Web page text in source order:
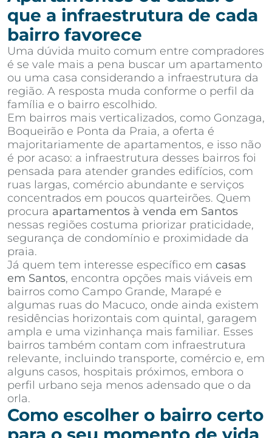
que a infraestrutura de cada
bairro favorece
Uma dúvida muito comum entre compradores
é se vale mais a pena buscar um apartamento
ou uma casa considerando a infraestrutura da
região. A resposta muda conforme o perfil da
família e o bairro escolhido.
Em bairros mais verticalizados, como Gonzaga,
Boqueirão e Ponta da Praia, a oferta é
majoritariamente de apartamentos, e isso não
é por acaso: a infraestrutura desses bairros foi
pensada para atender grandes edifícios, com
ruas largas, comércio abundante e serviços
concentrados em poucos quarteirões. Quem
procura apartamentos à venda em Santos
nessas regiões costuma priorizar praticidade,
segurança de condomínio e proximidade da
praia.
Já quem tem interesse específico em casas
em Santos, encontra opções mais viáveis em
bairros como Campo Grande, Marapé e
algumas ruas do Macuco, onde ainda existem
residências horizontais com quintal, garagem
ampla e uma vizinhança mais familiar. Esses
bairros também contam com infraestrutura
relevante, incluindo transporte, comércio e, em
alguns casos, hospitais próximos, embora o
perfil urbano seja menos adensado que o da
orla.
Como escolher o bairro certo